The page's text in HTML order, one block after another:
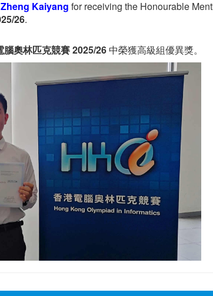
Kaiyang for receiving the Honourable
26.
腦奧林匹克競賽 2025/26 中榮獲高級組優異獎。